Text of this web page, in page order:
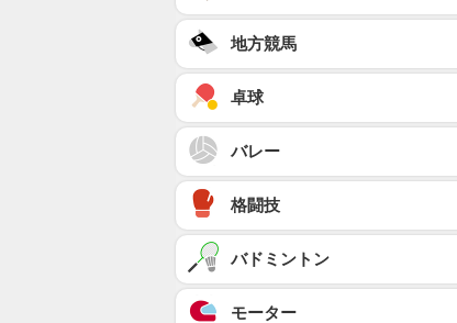
地方競馬
卓球
バレー
格闘技
バドミントン
モーター